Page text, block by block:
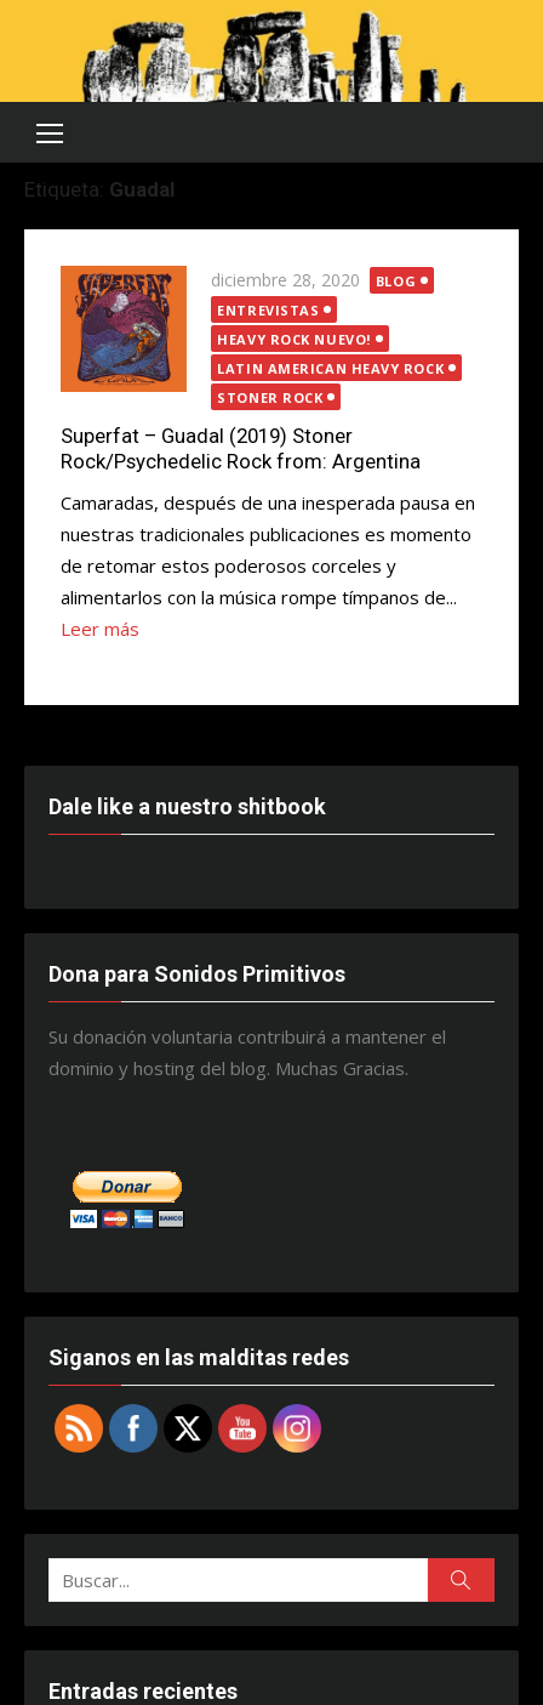
Etiqueta: Guadal
Publicada
el
diciembre 28, 2020
BLOG
ENTREVISTAS
HEAVY ROCK NUEVO!
LATIN AMERICAN HEAVY ROCK
STONER ROCK
Superfat – Guadal (2019) Stoner
Rock/Psychedelic Rock from: Argentina
Camaradas, después de una inesperada pausa en
nuestras tradicionales publicaciones es momento
de retomar estos poderosos corceles y
alimentarlos con la música rompe tímpanos de...
Leer más
Dale like a nuestro shitbook
Dona para Sonidos Primitivos
Su donación voluntaria contribuirá a mantener el
dominio y hosting del blog. Muchas Gracias.
Siganos en las malditas redes
Buscar:
Entradas recientes